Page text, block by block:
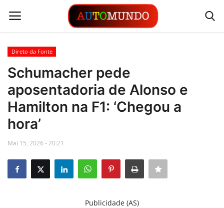
Login
Contato
Links
Busca Direta
Automóveis
Direto da Fonte
Schumacher pede
aposentadoria de Alonso e
Hamilton na F1: ‘Chegou a
hora’
Mai 15, 2026 - 20:21
Publicidade (AS)